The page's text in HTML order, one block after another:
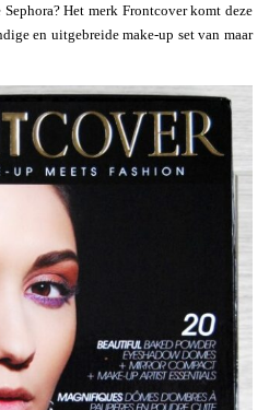
Het merk Frontcover komt deze
en uitgebreide make-up set van maar